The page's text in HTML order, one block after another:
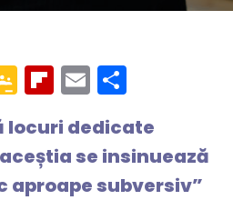
G
o
gl
Fl
ip
b
o
E
m
ai
l
ta
je
locuri dedicate
se insinuează
aproape subversiv”